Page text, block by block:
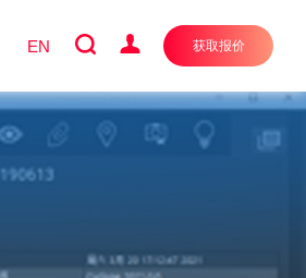
EN 获取报价